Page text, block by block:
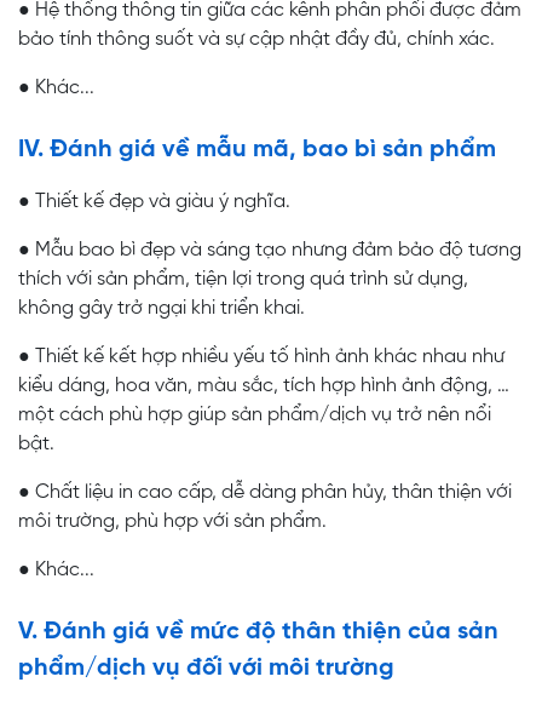
● Hệ thống thông tin giữa các kênh phân phối được đảm
bảo tính thông suốt và sự cập nhật đầy đủ, chính xác.
● Khác...
IV. Đánh giá về mẫu mã, bao bì sản phẩm
● Thiết kế đẹp và giàu ý nghĩa.
● Mẫu bao bì đẹp và sáng tạo nhưng đảm bảo độ tương
thích với sản phẩm, tiện lợi trong quá trình sử dụng,
không gây trở ngại khi triển khai.
● Thiết kế kết hợp nhiều yếu tố hình ảnh khác nhau như
kiểu dáng, hoa văn, màu sắc, tích hợp hình ảnh động, …
một cách phù hợp giúp sản phẩm/dịch vụ trở nên nổi
bật.
● Chất liệu in cao cấp, dễ dàng phân hủy, thân thiện với
môi trường, phù hợp với sản phẩm.
● Khác...
V. Đánh giá về mức độ thân thiện của sản
phẩm/dịch vụ đối với môi trường